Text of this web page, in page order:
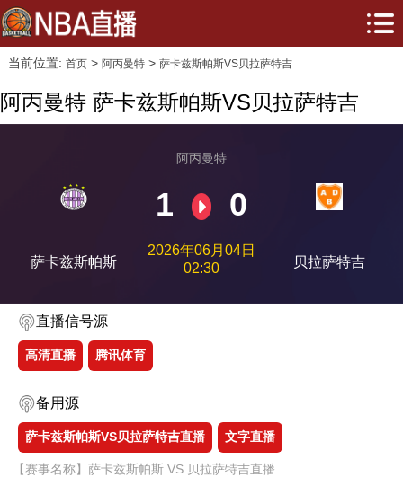
当前位置: 首页> 阿丙曼特> 萨卡兹斯帕斯VS贝拉萨特吉
阿丙曼特 萨卡兹斯帕斯VS贝拉萨特吉
萨卡兹斯帕斯
阿丙曼特
1 0
2026年06月04日
02:30
贝拉萨特吉
直播信号源
高清直播 腾讯体育
备用源
萨卡兹斯帕斯VS贝拉萨特吉直播 文字直播
【赛事名称】萨卡兹斯帕斯 VS 贝拉萨特吉直播